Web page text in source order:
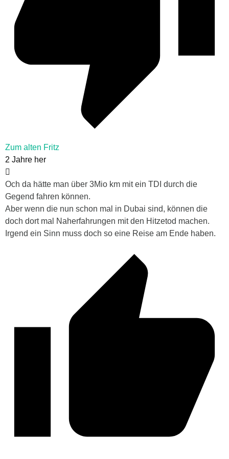
Zum alten Fritz
2 Jahre her
Och da hätte man über 3Mio km mit ein TDI durch die
Gegend fahren können.
Aber wenn die nun schon mal in Dubai sind, können die
doch dort mal Naherfahrungen mit den Hitzetod machen.
Irgend ein Sinn muss doch so eine Reise am Ende haben.